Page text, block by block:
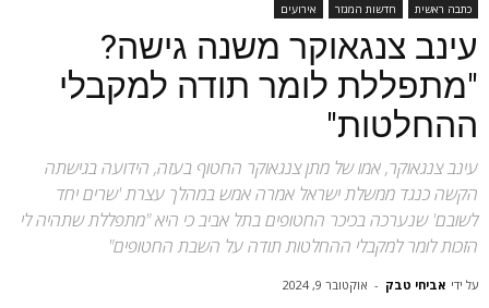
כתבה ראשית חדשות המגזר אירועים
עינב צנגאוקר משנה גישה?
"מתפללת לומר תודה למקבלי
ההחלטות"
עינב צנגאוקר, אמו של מתן צנגאוקר החטוף בעזה, הידועה בגישתה
הקשה כנגד ממשלת ישראל אמרה אמש במהלך עצרת 'שרים יחד
לשובם' שנערכה בכיכר החטופים בתל אביב כי היא "מתפללת שתהיה לי
הזכות לומר למקבלי ההחלטות תודה על השבת החטופים"
על ידי אביחי טבק - אוקטובר 9, 2024